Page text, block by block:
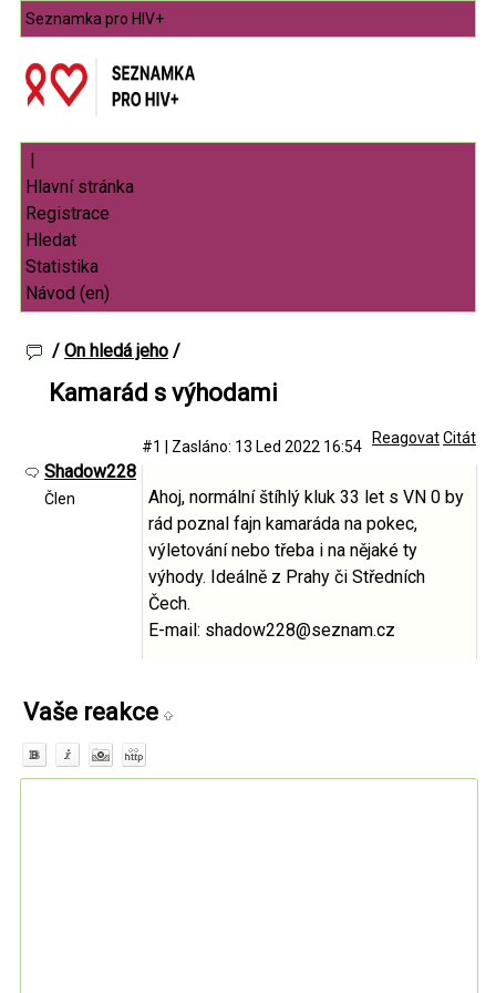
Seznamka pro HIV+
|
/ On hledá jeho /
Kamarád s výhodami
Shadow228
Člen
#1 Zasláno: 13 Led 2022 16:54 ReagovatCitát
Ahoj, normální štíhlý kluk 33 let s VN 0 by
rád poznal fajn kamaráda na pokec,
výletování nebo třeba i na nějaké ty
výhody. Ideálně z Prahy či Středních
Čech.
E-mail: shadow228@seznam.cz
Vaše reakce